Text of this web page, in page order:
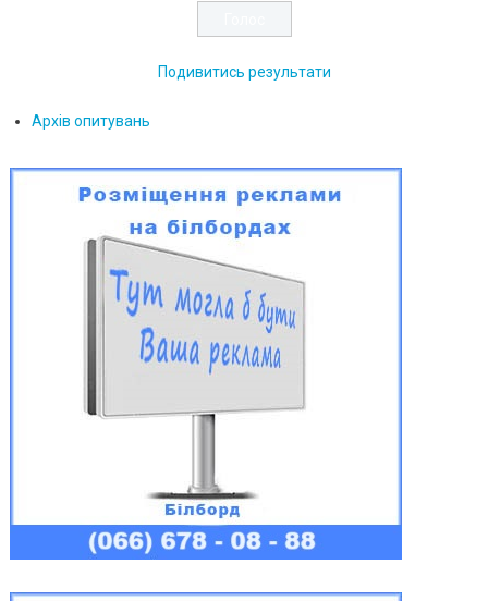
Подивитись результати
Архів опитувань